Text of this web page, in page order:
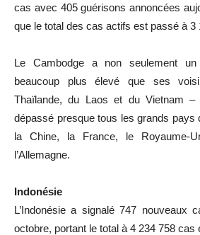
cas avec 405 guérisons annoncées
que le total des cas actifs est passé à 3
Le Cambodge a non seulement
beaucoup plus élevé que ses
Thaïlande, du Laos et du Vietnam
dépassé presque tous les grands pays
la Chine, la France, le Royaume-
l’Allemagne.
Indonésie
L’Indonésie a signalé 747 nouveaux
octobre, portant le total à 4 234 758 cas